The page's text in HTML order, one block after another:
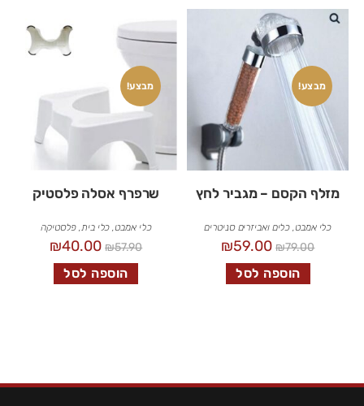
מבצע!
מזלף הקסם – מגביר לחץ
כלי אמבט כלים ואביזרים סניטרים
₪79.00
₪59.00
הוספה לסל
מבצע!
שרפרף אסלה פלסטיק
כלי אמבט כלי בית פלסטיקה
₪57.90
₪40.00
הוספה לסל